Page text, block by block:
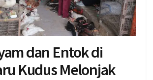
dan Entok di
Kudus Melonjak